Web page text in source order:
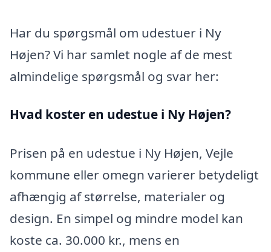
Har du spørgsmål om udestuer i Ny
Højen? Vi har samlet nogle af de mest
almindelige spørgsmål og svar her:
Hvad koster en udestue i Ny Højen?
Prisen på en udestue i Ny Højen, Vejle
kommune eller omegn varierer betydeligt
afhængig af størrelse, materialer og
design. En simpel og mindre model kan
koste ca. 30.000 kr., mens en